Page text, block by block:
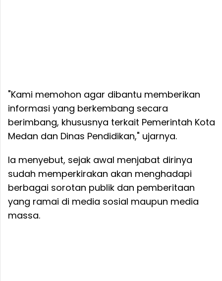
"Kami memohon agar dibantu memberikan
informasi yang berkembang secara
berimbang, khususnya terkait Pemerintah Kota
Medan dan Dinas Pendidikan," ujarnya.
Ia menyebut, sejak awal menjabat dirinya
sudah memperkirakan akan menghadapi
berbagai sorotan publik dan pemberitaan
yang ramai di media sosial maupun media
massa.